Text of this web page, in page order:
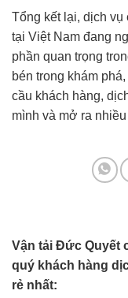
Tổng kết lại, dịch vụ
tại Việt Nam đang
phần quan trọng
bén trong khám
cầu khách hàng,
mình và mở ra
Vận tải Đức Quyết
quý khách hàng
rẻ nhất: